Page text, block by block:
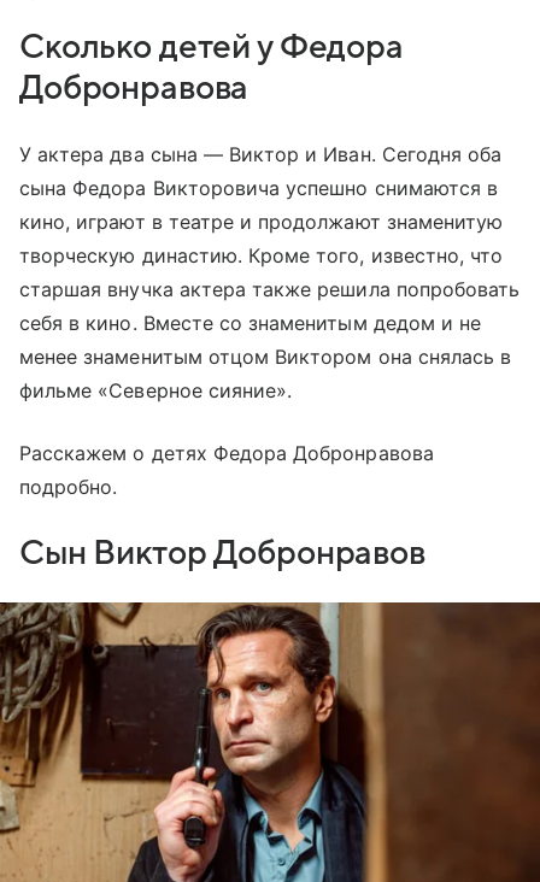
Сколько детей у Федора
Добронравова
У актера два сына — Виктор и Иван. Сегодня оба
сына Федора Викторовича успешно снимаются в
кино, играют в театре и продолжают знаменитую
творческую династию. Кроме того, известно, что
старшая внучка актера также решила попробовать
себя в кино. Вместе со знаменитым дедом и не
менее знаменитым отцом Виктором она снялась в
фильме «Северное сияние».
Расскажем о детях Федора Добронравова
подробно.
Сын Виктор Добронравов